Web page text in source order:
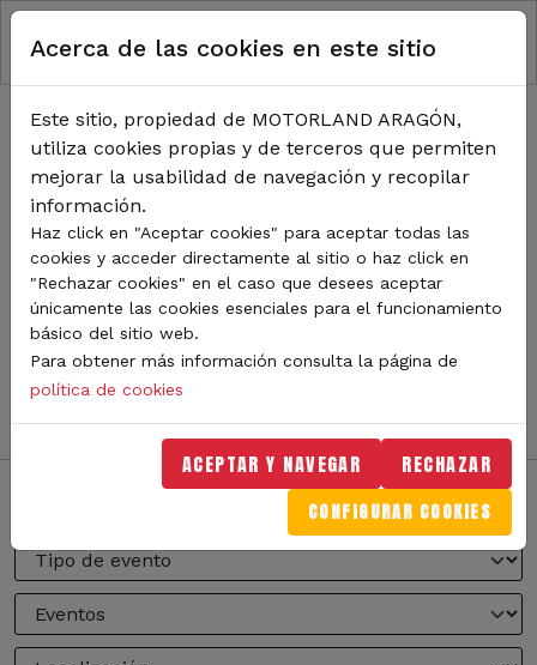
Pasar al contenido principal
RUTA DE NAVEGACIÓN
Inicio Noticias
TODA LA ACTUALIDAD DE
MOTORLAND
Sigue de cerca todas las novedades de MotorLand
Aragón. Aquí encontrarás noticias sobre eventos,
competiciones, pilotos, novedades del circuito y
mucho más. Filtra por categoría o tipo de contenido y
no te pierdas nada del mundo del motor.
Acerca de las cookies en este sitio
Este sitio, propiedad de MOTORLAND ARAGÓN,
utiliza cookies propias y de terceros que permiten
mejorar la usabilidad de navegación y recopilar
información.
Haz click en "Aceptar cookies" para aceptar todas las
cookies y acceder directamente al sitio o haz click en
"Rechazar cookies" en el caso que desees aceptar
únicamente las cookies esenciales para el funcionamiento
básico del sitio web.
Para obtener más información consulta la página de
política de cookies
ACEPTAR Y NAVEGAR RECHAZAR
CONFIGURAR COOKIES